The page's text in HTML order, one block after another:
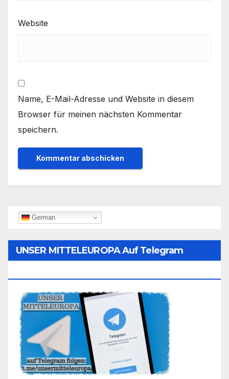
Website
Name, E-Mail-Adresse und Website in diesem
Browser für meinen nächsten Kommentar
speichern.
German
UNSER MITTELEUROPA Auf Telegram